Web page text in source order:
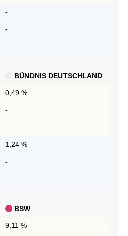
-
-
BÜNDNIS DEUTSCHLAND
0,49 %
-
1,24 %
-
BSW
9,11 %